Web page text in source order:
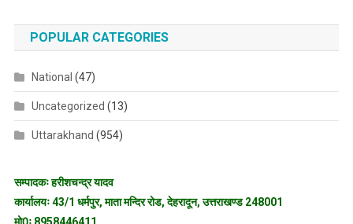
POPULAR CATEGORIES
National (47)
Uncategorized (13)
Uttarakhand (954)
सम्पादकः हरीशचन्द्र यादव
कार्यालयः 43/1 धर्मपुर, माता मन्दिर रोड, देहरादून, उत्तराखण्ड 248001
मो0ः 8958446411